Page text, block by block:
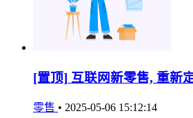
[置顶] 互联网新零售, 重新
零售 • 2025-05-06 15:12:14